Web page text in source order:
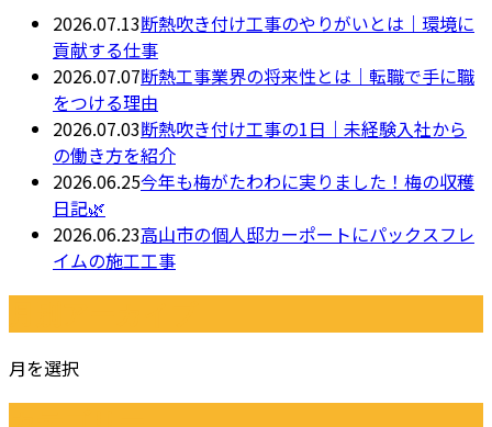
2026.07.13断熱吹き付け工事のやりがいとは｜環境に
貢献する仕事
2026.07.07断熱工事業界の将来性とは｜転職で手に職
をつける理由
2026.07.03断熱吹き付け工事の1日｜未経験入社から
の働き方を紹介
2026.06.25今年も梅がたわわに実りました！梅の収穫
日記🌿
2026.06.23高山市の個人邸カーポートにパックスフレ
イムの施工工事
月を選択